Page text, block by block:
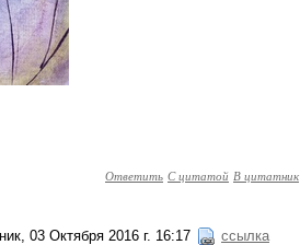
Ответить С цитатой В цитатник
03 Октября 2016 г. 16:17 ссылка